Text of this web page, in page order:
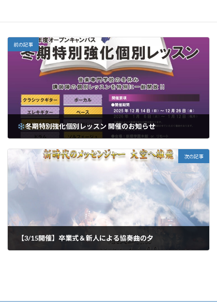
前の記事
冬期特別強化個別レッスン 開催のお知らせ
次の記事
【3/15開催】卒業式＆新人による協奏曲の夕